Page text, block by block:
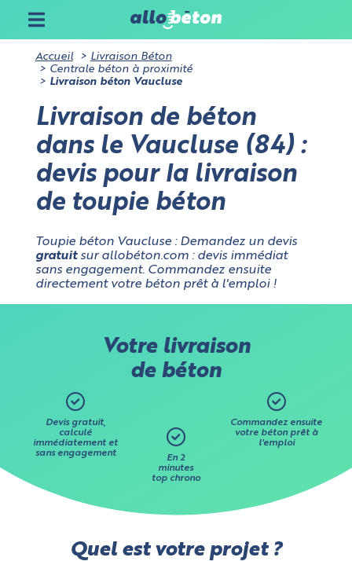
Accueil
Livraison Béton
Centrale béton à proximité
Livraison béton Vaucluse
Livraison de béton
dans le Vaucluse (84) :
devis pour la livraison
de toupie béton
Toupie béton Vaucluse : Demandez un devis
gratuitsur allobéton.com : devis immédiat
sans engagement. Commandez ensuite
directement votre béton prêt à l'emploi !
Votre livraison
de béton
Devis gratuit,
calculé
immédiatement et
sans engagement
En 2
minutes
top chrono
Commandez ensuite
votre béton prêt à
l'emploi
Quel est votre projet ?
Gérez vos paramètres cookies sur allobéton.com
Sur allobéton.com, vous pouvez choisir d'accepter ou
non les cookies analytiques et marketing.
l'utilisation du site, ne stockent pas de données
personnelles et ne requièrent pas de consentement.
sera faite.
surveiller le trafic et les analyses du site et à optimiser
l'expérience du site
Cookies liés au marketing
: ils permettent de mesurer
l'efficacité de l'interface utilisateurValider